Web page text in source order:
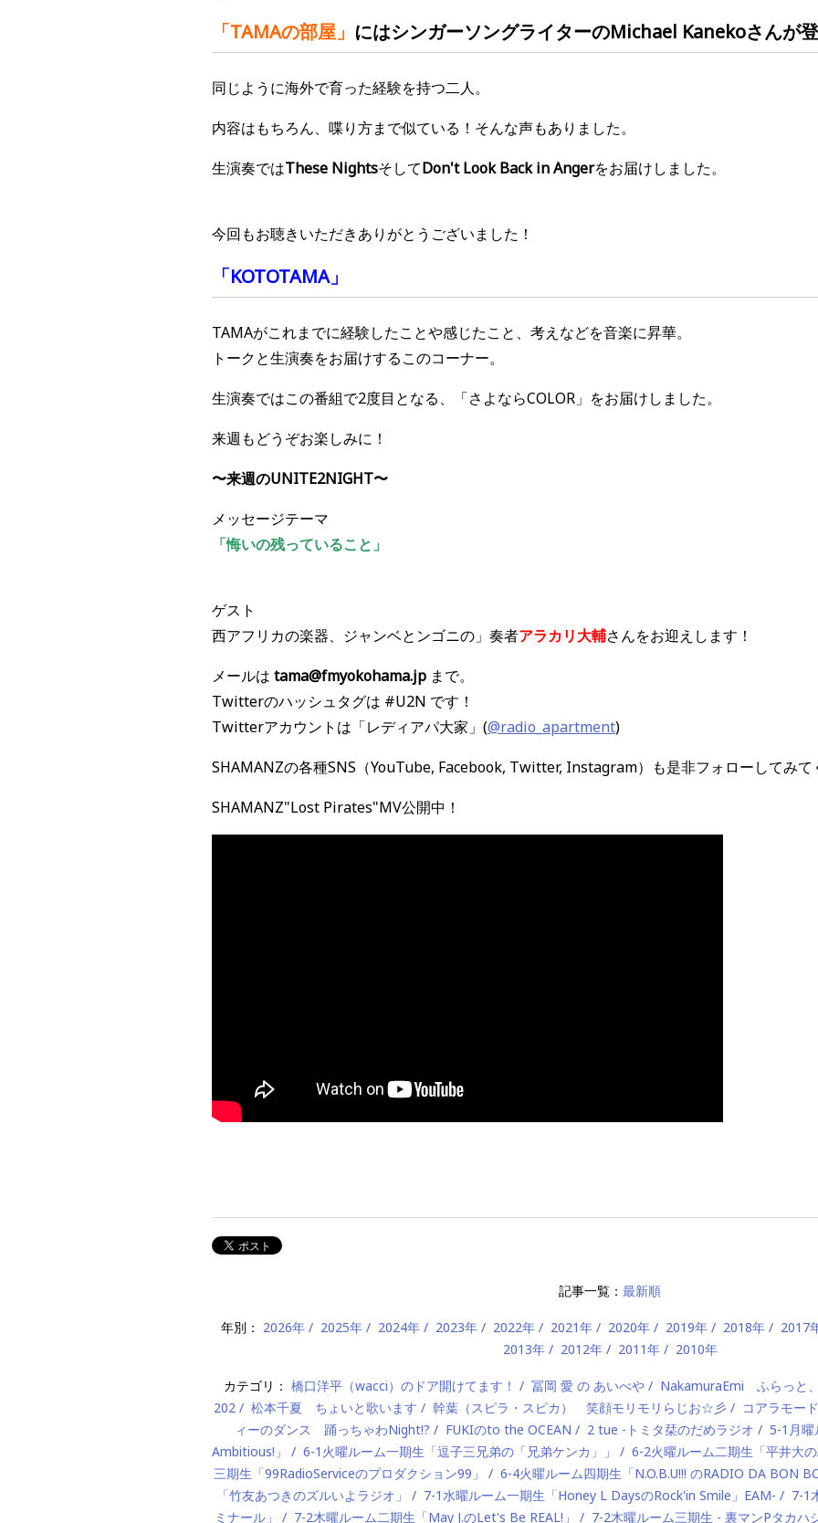
「TAMAの部屋 」 にはシンガーソングライターのMichael Kanekoさんが
同じように海外で育った経験を持つ二人。
内容はもちろん、喋り方まで似ている！そんな声もありました。
生演奏ではThese NightsそしてDon't Look Back in Angerをお届けしました。
今回もお聴きいただきありがとうございました！
「KOTOTAMA」
TAMAがこれまでに経験したことや感じたこと、考えなどを音楽に昇華。
トークと生演奏をお届けするこのコーナー。
生演奏ではこの番組で2度目となる、「さよならCOLOR」をお届けしました。
来週もどうぞお楽しみに！
〜来週のUNITE2NIGHT〜
メッセージテーマ
「悔いの残っていること 」
ゲスト
西アフリカの楽器、ジャンベとンゴニの」奏者アラカリ大輔さんをお迎えします！
メールは tama@fmyokohama.jp まで。
Twitterのハッシュタグは #U2N です！
Twitterアカウントは「レディアパ大家」(@radio_apartment)
SHAMANZの各種SNS（YouTube, Facebook, Twitter, Instagram）も是非フォローしてみて
SHAMANZ"Lost Pirates"MV公開中！
記事一覧： 最新順
年別： 2026年 2025年 2024年 2023年 2022年 2021年 2020年 2019年 2018年
2017
2013年
2012年 2011年 2010年
カテゴリ： 橋口洋平（wacci）のドア開けてます！ 冨岡 愛 の あいべや
NakamuraEmi ふらっと
202
松本千夏 ちょいと歌います 幹葉（スピラ・スピカ） 笑顔モリモリらじお☆彡
コアラモー
ィーのダンス 踊っちゃわNight!?
FUKIのto the OCEAN 2 tue -トミタ栞のだめラジオ
5-1月曜
Ambitious!」
6-1火曜ルーム一期生「逗子三兄弟の「兄弟ケンカ」」
6-2火曜ルーム二期生「平井大
三期生「99RadioServiceのプロダクション99」
6-4火曜ルーム四期生「N.O.B.U!!! のRADIO DA BON
「竹友あつきのズルいよラジオ」
7-1水曜ルーム一期生「Honey L DaysのRock'in Smile」EAM-
7-1
ミナール」
7-2木曜ルーム二期生「May J.のLet's Be REAL!」 7-2木曜ルーム三期生 - 裏マンPタカ